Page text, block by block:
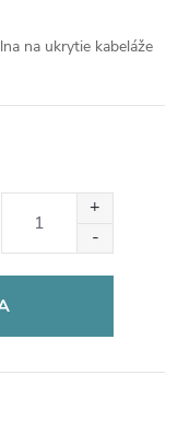
na ukrytie kabeláže